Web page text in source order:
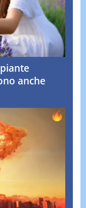
anche